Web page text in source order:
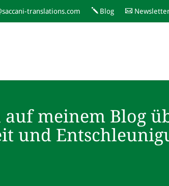
translations.com Blog
meinem Blog
und